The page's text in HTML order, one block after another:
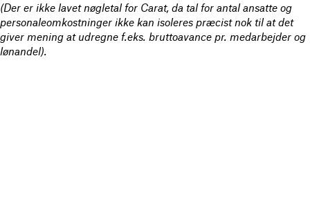
(Der er ikke lavet nøgletal for Carat, da tal for antal ansatte og
personaleomkostninger ikke kan isoleres præcist nok til at det
giver mening at udregne f.eks. bruttoavance pr. medarbejder og
lønandel).